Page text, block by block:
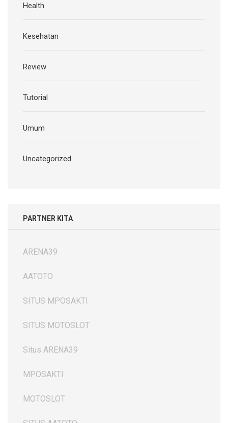
Health
Kesehatan
Review
Tutorial
Umum
Uncategorized
PARTNER KITA
ARENA39
AATOTO
SITUS MPOSAKTI
SITUS MOTOSLOT
Situs ARENA39
MPOSAKTI
MOTOSLOT